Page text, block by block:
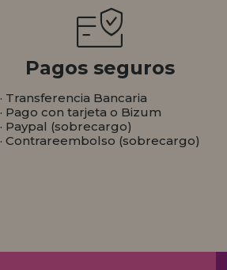
Pagos seguros
· Transferencia Bancaria
· Pago con tarjeta o Bizum
· Paypal (sobrecargo)
· Contrareembolso (sobrecargo)